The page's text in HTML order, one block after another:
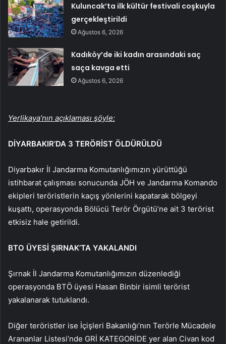
Kuluncak’ta ilk kültür festivali coşkuyla
gerçekleştirildi
Ağustos 6, 2026
Kadıköy’de iki kadın arasındaki saç
saça kavga etti
Ağustos 6, 2026
Yerlikaya’nın açıklaması şöyle:
DİYARBAKIR’DA 3 TERÖRİST ÖLDÜRÜLDÜ
Diyarbakır İl Jandarma Komutanlığımızın yürüttüğü
istihbarat çalışması sonucunda JÖH ve Jandarma Komando
ekipleri teröristlerin kaçış yönlerini kapatarak bölgeyi
kuşattı, operasyonda Bölücü Terör Örgütü’ne ait 3 terörist
etkisiz hale getirildi.
BTO ÜYESİ ŞIRNAK’TA YAKALANDI
Şırnak İl Jandarma Komutanlığımızın düzenlediği
operasyonda BTÖ üyesi Hasan Binbir isimli terörist
yakalanarak tutuklandı.
Diğer teröristler ise İçişleri Bakanlığı’nın Terörle Mücadele
Arananlar Listesi’nde GRİ KATEGORİDE yer alan Civan kod